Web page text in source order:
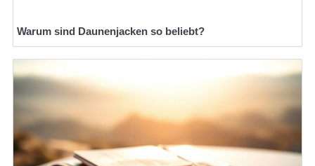
Warum sind Daunenjacken so beliebt?